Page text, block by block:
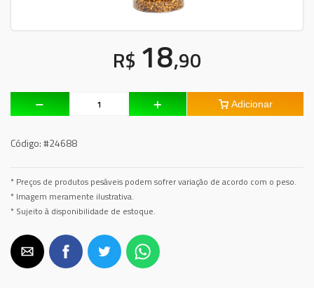
R$ 18,90
Adicionar
Código:#24688
* Preços de produtos pesáveis podem sofrer variação de acordo com o peso.
* Imagem meramente ilustrativa.
* Sujeito à disponibilidade de estoque.